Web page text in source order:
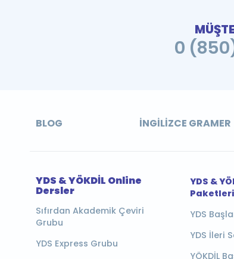
0
BLOG İNGILIZCE GRAMER
YDS & YÖKDİL Online
Dersler
Sıfırdan Akademik Çeviri
Grubu
YDS Express Grubu
YDS &
Paketleri
YDS
YDS İleri
YÖKDİL